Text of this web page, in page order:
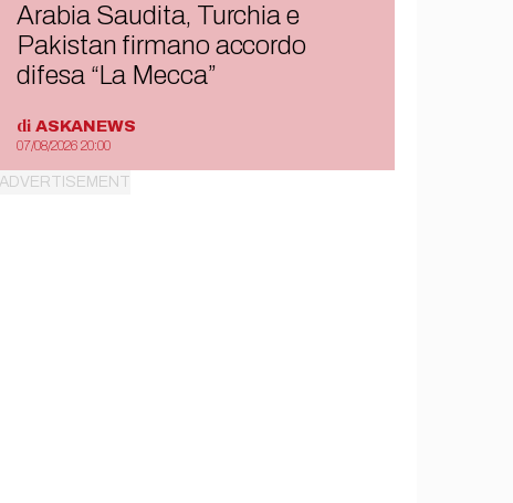
Arabia Saudita, Turchia e
Pakistan firmano accordo
difesa “La Mecca”
di ASKANEWS
07/08/2026 20:00